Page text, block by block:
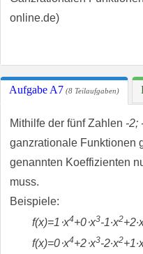
Aufgabe A7 (8 Teilaufgaben)
Mithilfe der fünf Zahlen -2;
ganzrationale Funktionen
genannten Koeffizienten
muss.
Beispiele:
f(x)=1⋅x4+0⋅x3-1∙x2
f(x)=0⋅x4+2⋅x3-2∙x2